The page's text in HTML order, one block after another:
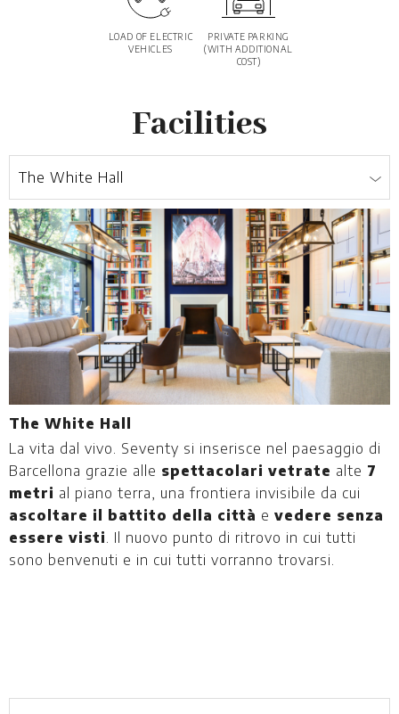
LOAD OF ELECTRIC
VEHICLES
PRIVATE PARKING
(WITH ADDITIONAL
COST)
Facilities
The White Hall
La vita dal vivo. Seventy si inserisce nel paesaggio di
Barcellona grazie alle spettacolari vetrate alte 7
metri al piano terra, una frontiera invisibile da cui
ascoltare il battito della città e vedere senza
essere visti. Il nuovo punto di ritrovo in cui tutti
sono benvenuti e in cui tutti vorranno trovarsi.